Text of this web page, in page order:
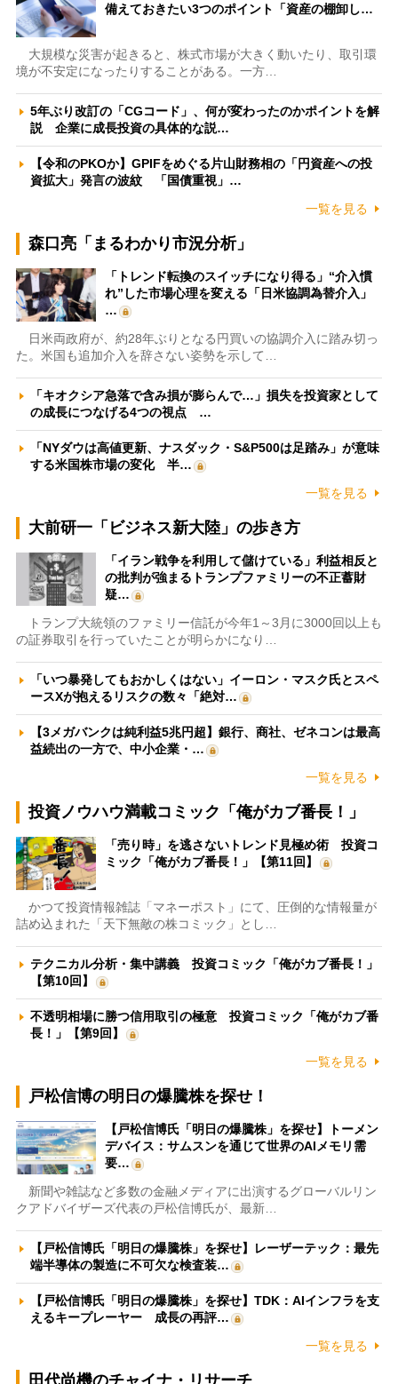
備えておきたい3つのポイント「資産の棚卸し…
大規模な災害が起きると、株式市場が大きく動いたり、取引環
境が不安定になったりすることがある。一方…
5年ぶり改訂の「CGコード」、何が変わったのかポイントを解
説 企業に成長投資の具体的な説…
【令和のPKOか】GPIFをめぐる片山財務相の「円資産への投
資拡大」発言の波紋 「国債重視」…
一覧を見る
森口亮「まるわかり市況分析」
「トレンド転換のスイッチになり得る」“介入慣
れ”した市場心理を変える「日米協調為替介入」
…
日米両政府が、約28年ぶりとなる円買いの協調介入に踏み切っ
た。米国も追加介入を辞さない姿勢を示して…
「キオクシア急落で含み損が膨らんで…」損失を投資家として
の成長につなげる4つの視点 …
「NYダウは高値更新、ナスダック・S&P500は足踏み」が意味
する米国株市場の変化 半…
一覧を見る
大前研一「ビジネス新大陸」の歩き方
「イラン戦争を利用して儲けている」利益相反と
の批判が強まるトランプファミリーの不正蓄財
疑…
トランプ大統領のファミリー信託が今年1～3月に3000回以上も
の証券取引を行っていたことが明らかになり…
「いつ暴発してもおかしくはない」イーロン・マスク氏とスペ
ースXが抱えるリスクの数々「絶対…
【3メガバンクは純利益5兆円超】銀行、商社、ゼネコンは最高
益続出の一方で、中小企業・…
一覧を見る
投資ノウハウ満載コミック「俺がカブ番長！」
「売り時」を逃さないトレンド見極め術 投資コ
ミック「俺がカブ番長！」【第11回】
かつて投資情報雑誌「マネーポスト」にて、圧倒的な情報量が
詰め込まれた「天下無敵の株コミック」とし…
テクニカル分析・集中講義 投資コミック「俺がカブ番長！」
【第10回】
不透明相場に勝つ信用取引の極意 投資コミック「俺がカブ番
長！」【第9回】
一覧を見る
戸松信博の明日の爆騰株を探せ！
【戸松信博氏「明日の爆騰株」を探せ】トーメン
デバイス：サムスンを通じて世界のAIメモリ需
要…
新聞や雑誌など多数の金融メディアに出演するグローバルリン
クアドバイザーズ代表の戸松信博氏が、最新…
【戸松信博氏「明日の爆騰株」を探せ】レーザーテック：最先
端半導体の製造に不可欠な検査装…
【戸松信博氏「明日の爆騰株」を探せ】TDK：AIインフラを支
えるキープレーヤー 成長の再評…
一覧を見る
田代尚機のチャイナ・リサーチ